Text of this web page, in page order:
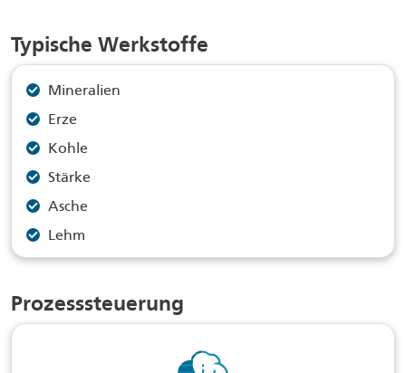
Typische Werkstoffe
Mineralien
Erze
Kohle
Stärke
Asche
Lehm
Prozesssteuerung